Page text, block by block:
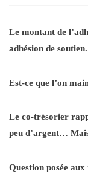
Le montant de
adhésion de soutien.
Est-ce que l’on
Le co-trésorier
peu d’argent…
Question posée